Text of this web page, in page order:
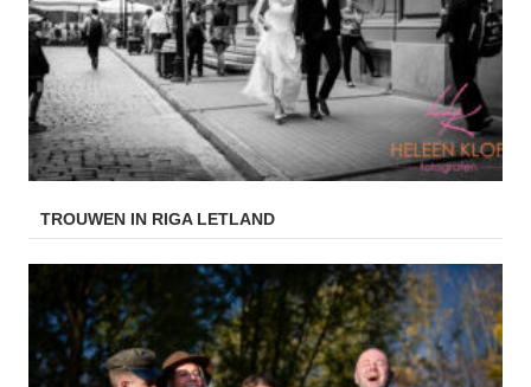
TROUWEN IN RIGA LETLAND